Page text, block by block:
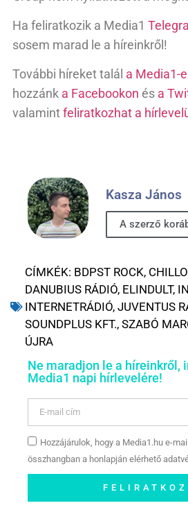
Ha feliratkozik a Media1
sosem marad le a híreinkről!
További híreket talál a Media1-
hozzánk a Facebookon és a
valamintfeliratkozhat a
Kasza János
A szerző
CÍMKÉK: BDPST ROCK,
DANUBIUS RÁDIÓ, ELINDULT,
INTERNETRÁDIÓ, JUVENTUS
SOUNDPLUS KFT., SZABÓ
ÚJRA
Ne maradjon le a híreinkről,
Media1 napi hírlevelére!
Hozzájárulok, hogy a Media1.hu e-
összhangban a honlapján elérhető